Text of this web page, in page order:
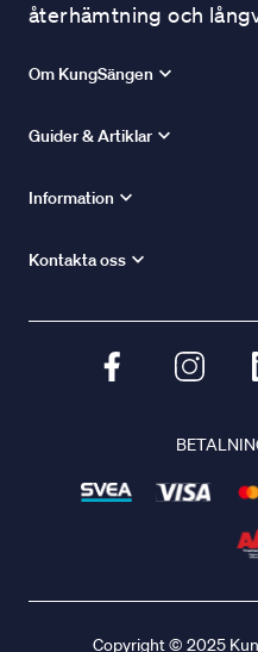
återhämtning och
Om KungSängen
Guider & Artiklar
Information
Kontakta oss
Copyright © 2025